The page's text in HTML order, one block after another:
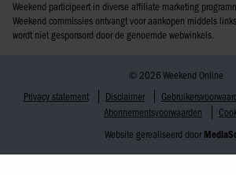
Weekend participeert in diverse affiliate marketing
Weekend commissies ontvangt voor aankopen middels
wordt niet gesponsord door de genoemde webwinkels.
© 2026 Weekend Online
Privacy statement
Disclaimer
Abonnementsvoorwaarden
Website gerealiseerd door